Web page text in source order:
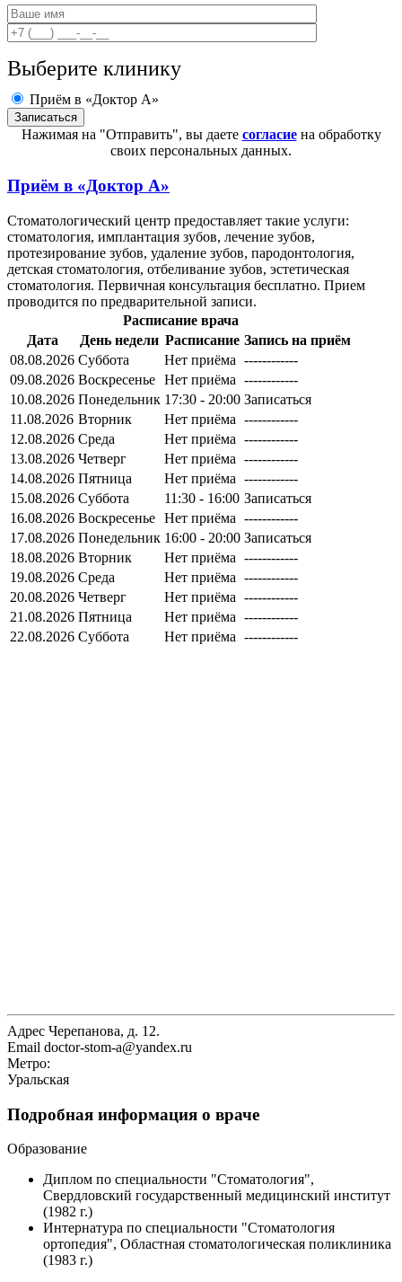
Выберите клинику
Приём в «Доктор А»
Нажимая на "Отправить", вы даете согласиена обработку
своих персональных данных.
Приём в «Доктор А»
Стоматологический центр предоставляет такие услуги:
стоматология, имплантация зубов, лечение зубов,
протезирование зубов, удаление зубов, пародонтология,
детская стоматология, отбеливание зубов, эстетическая
стоматология. Первичная консультация бесплатно. Прием
проводится по предварительной записи.
Расписание врача
Дата
День недели Расписание Запись на приём
08.08.2026 Суббота Нет приёма ------------
09.08.2026 Воскресенье Нет приёма ------------
10.08.2026 Понедельник 17:30 - 20:00 Записаться
11.08.2026 Вторник Нет приёма ------------
12.08.2026 Среда Нет приёма ------------
13.08.2026 Четверг Нет приёма ------------
14.08.2026 Пятница Нет приёма ------------
15.08.2026 Суббота 11:30 - 16:00 Записаться
16.08.2026 Воскресенье Нет приёма ------------
17.08.2026 Понедельник 16:00 - 20:00 Записаться
18.08.2026 Вторник Нет приёма ------------
19.08.2026 Среда Нет приёма ------------
20.08.2026 Четверг Нет приёма ------------
21.08.2026 Пятница Нет приёма ------------
22.08.2026 Суббота Нет приёма ------------
Адрес Черепанова, д. 12.
Email doctor-stom-a@yandex.ru
Метро:
Уральская
Подробная информация о враче
Образование
Диплом по специальности "Стоматология",
Свердловский государственный медицинский институт
(1982 г.)
Интернатура по специальности "Стоматология
ортопедия", Областная стоматологическая поликлиника
(1983 г.)